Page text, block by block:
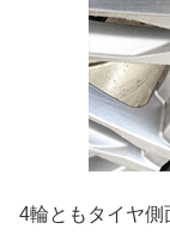
4輪ともタイヤ側